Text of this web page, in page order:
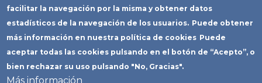
facilitar la navegación por la misma y obtener datos
estadísticos de la navegación de los usuarios. Puede obtener
más información en nuestra política de cookies Puede
aceptar todas las cookies pulsando en el botón de “Acepto”, o
bien rechazar su uso pulsando "No, Gracias".
Más información
Privacidad
Cookies
Accesibilidad
Copyright © Ayuntamiento de Calp